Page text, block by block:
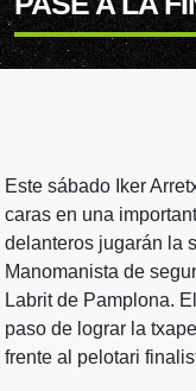
Este sábado Iker
caras en una
delanteros jugarán la
Manomanista de
Labrit de Pamplona.
paso de lograr la
frente al pelotari